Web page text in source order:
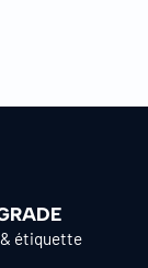
étiquette